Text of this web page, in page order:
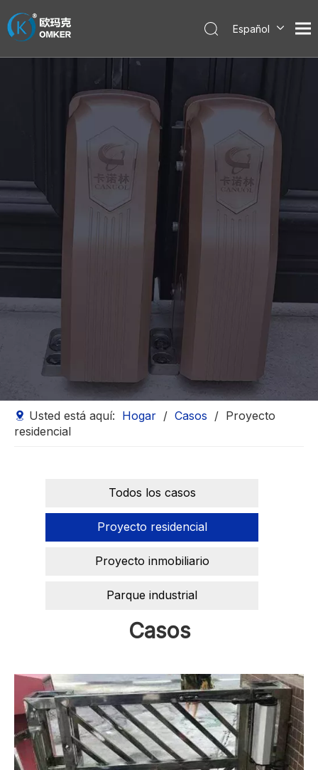
Español
Português
한국어
Usted está aquí: Hogar / Casos / Proyecto
residencial
Todos los casos
Proyecto residencial
Proyecto inmobiliario
Parque industrial
Casos